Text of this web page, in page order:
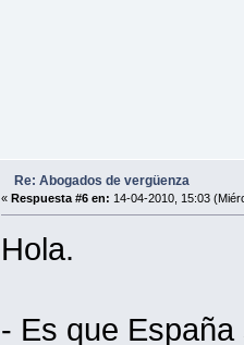
Re: Abogados de vergüenza
« Respuesta #6 en: 14-04-2010, 15:03
Hola.
- Es que